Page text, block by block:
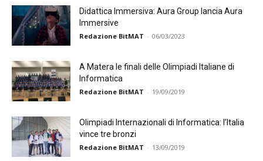
Didattica Immersiva: Aura Group lancia Aura
Immersive
Redazione BitMAT - 06/03/2023
A Matera le finali delle Olimpiadi Italiane di
Informatica
Redazione BitMAT - 19/09/2019
Olimpiadi Internazionali di Informatica: l’Italia
vince tre bronzi
Redazione BitMAT - 13/09/2019